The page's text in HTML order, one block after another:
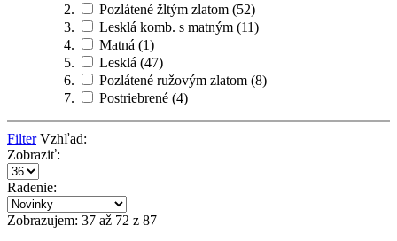
Pozlátené žltým zlatom (52)
Lesklá komb. s matným (11)
Matná (1)
Lesklá (47)
Pozlátené ružovým zlatom (8)
Postriebrené (4)
Filter Vzhľad:
Zobraziť:
Radenie:
Zobrazujem: 37 až 72 z 87